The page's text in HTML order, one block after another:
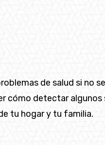
de salud si no
cómo detectar
tu hogar y tu familia.